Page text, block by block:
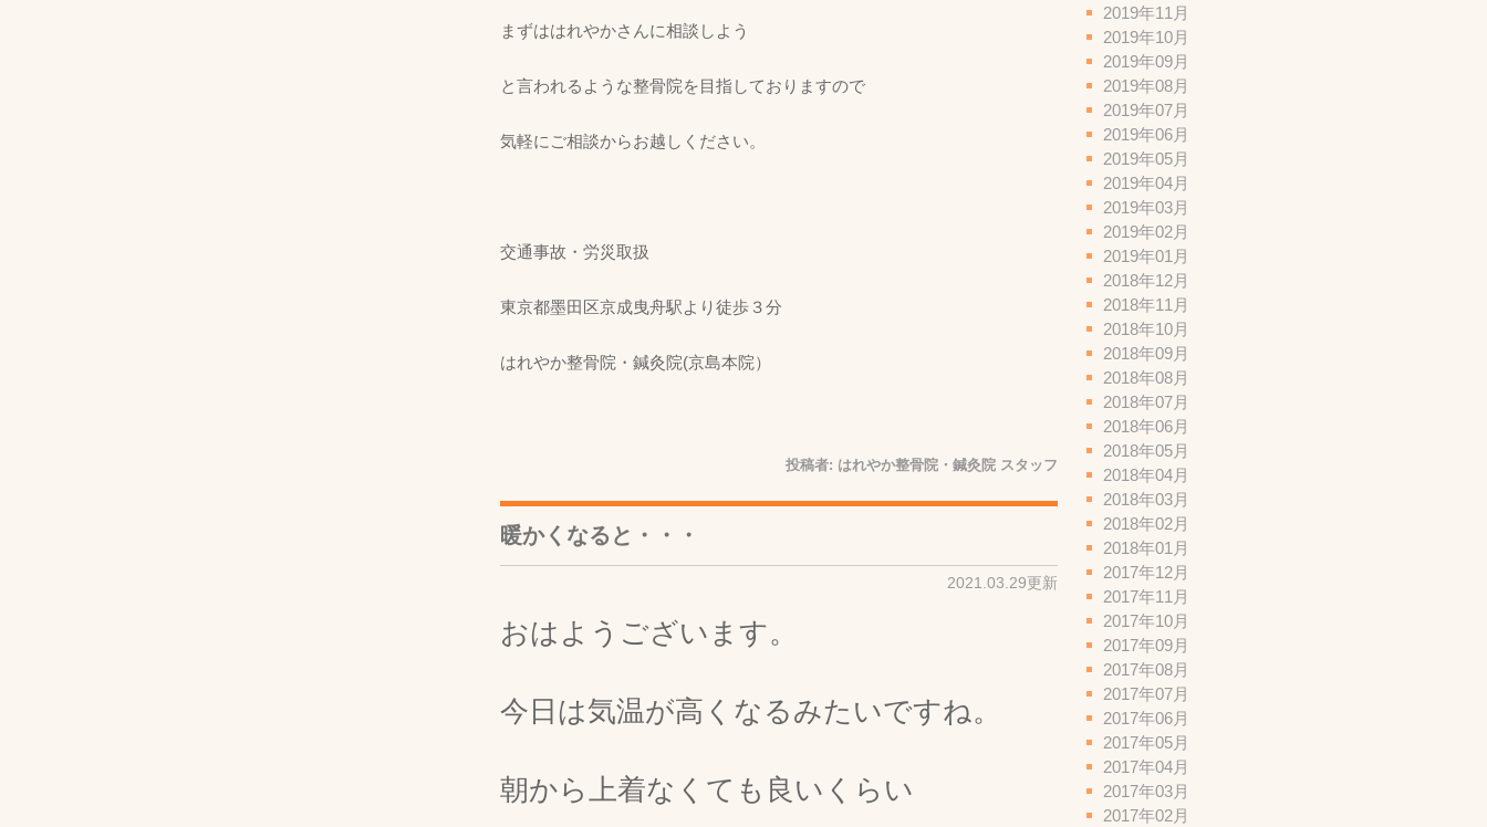
まずははれやかさんに相談しよう
と言われるような整骨院を目指しておりますので
気軽にご相談からお越しください。
交通事故・労災取扱
東京都墨田区京成曳舟駅より徒歩３分
はれやか整骨院・鍼灸院(京島本院）
投稿者: はれやか整骨院・鍼灸院 スタッフ
暖かくなると・・・
2021.03.29更新
おはようございます。
今日は気温が高くなるみたいですね。
朝から上着なくても良いくらい
2019年11月
2019年10月
2019年09月
2019年08月
2019年07月
2019年06月
2019年05月
2019年04月
2019年03月
2019年02月
2019年01月
2018年12月
2018年11月
2018年10月
2018年09月
2018年08月
2018年07月
2018年06月
2018年05月
2018年04月
2018年03月
2018年02月
2018年01月
2017年12月
2017年11月
2017年10月
2017年09月
2017年08月
2017年07月
2017年06月
2017年05月
2017年04月
2017年03月
2017年02月